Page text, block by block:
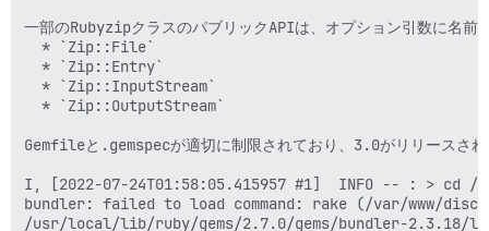
一部のRubyzipクラスのパブリックAPIは、オプション引数に名前
  * `Zip::File`
  * `Zip::Entry`
  * `Zip::InputStream`
  * `Zip::OutputStream`
Gemfileと.gemspecが適切に制限されており、3.0がリリース
I, [2022-07-24T01:58:05.415957 #1]  INFO -- : > cd
bundler: failed to load command: rake (/var/www/
/usr/local/lib/ruby/gems/2.7.0/gems/bundler-2.3.18/